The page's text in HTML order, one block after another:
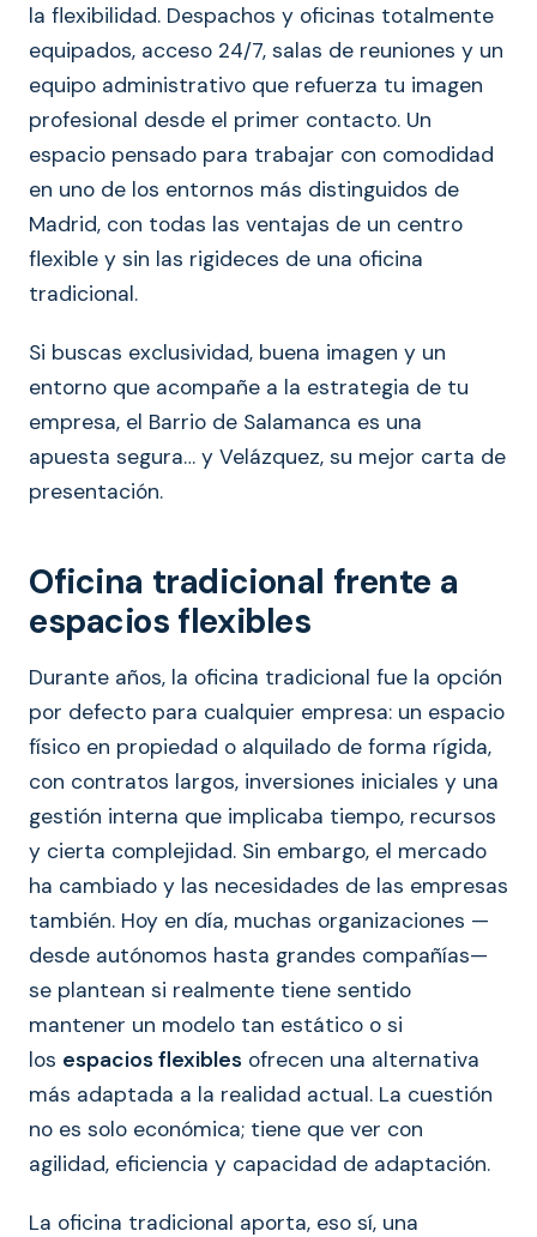
la flexibilidad. Despachos y oficinas totalmente
equipados, acceso 24/7, salas de reuniones y un
equipo administrativo que refuerza tu imagen
profesional desde el primer contacto. Un
espacio pensado para trabajar con comodidad
en uno de los entornos más distinguidos de
Madrid, con todas las ventajas de un centro
flexible y sin las rigideces de una oficina
tradicional.
Si buscas exclusividad, buena imagen y un
entorno que acompañe a la estrategia de tu
empresa, el Barrio de Salamanca es una
apuesta segura… y Velázquez, su mejor carta de
presentación.
Oficina tradicional frente a
espacios flexibles
Durante años, la oficina tradicional fue la opción
por defecto para cualquier empresa: un espacio
físico en propiedad o alquilado de forma rígida,
con contratos largos, inversiones iniciales y una
gestión interna que implicaba tiempo, recursos
y cierta complejidad. Sin embargo, el mercado
ha cambiado y las necesidades de las empresas
también. Hoy en día, muchas organizaciones —
desde autónomos hasta grandes compañías—
se plantean si realmente tiene sentido
mantener un modelo tan estático o si
los espacios flexibles ofrecen una alternativa
más adaptada a la realidad actual. La cuestión
no es solo económica; tiene que ver con
agilidad, eficiencia y capacidad de adaptación.
La oficina tradicional aporta, eso sí, una